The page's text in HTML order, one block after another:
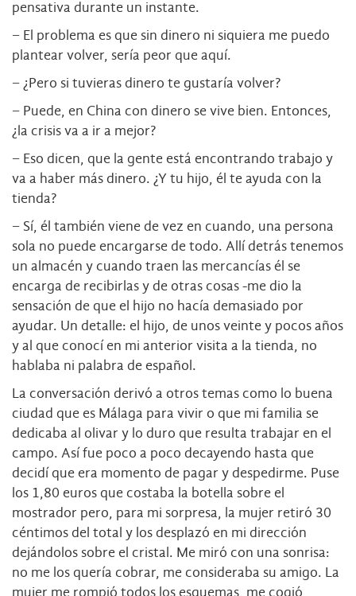
pensativa durante un instante.
− El problema es que sin dinero ni siquiera me puedo
plantear volver, sería peor que aquí.
− ¿Pero si tuvieras dinero te gustaría volver?
− Puede, en China con dinero se vive bien. Entonces,
¿la crisis va a ir a mejor?
− Eso dicen, que la gente está encontrando trabajo y
va a haber más dinero. ¿Y tu hijo, él te ayuda con la
tienda?
− Sí, él también viene de vez en cuando, una persona
sola no puede encargarse de todo. Allí detrás tenemos
un almacén y cuando traen las mercancías él se
encarga de recibirlas y de otras cosas -me dio la
sensación de que el hijo no hacía demasiado por
ayudar. Un detalle: el hijo, de unos veinte y pocos años
y al que conocí en mi anterior visita a la tienda, no
hablaba ni palabra de español.
La conversación derivó a otros temas como lo buena
ciudad que es Málaga para vivir o que mi familia se
dedicaba al olivar y lo duro que resulta trabajar en el
campo. Así fue poco a poco decayendo hasta que
decidí que era momento de pagar y despedirme. Puse
los 1,80 euros que costaba la botella sobre el
mostrador pero, para mi sorpresa, la mujer retiró 30
céntimos del total y los desplazó en mi dirección
dejándolos sobre el cristal. Me miró con una sonrisa:
no me los quería cobrar, me consideraba su amigo. La
mujer me rompió todos los esquemas, me cogió